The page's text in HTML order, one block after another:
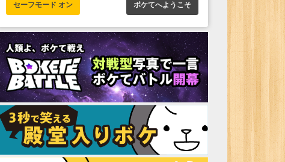
セーフモード オン ボケてへようこそ